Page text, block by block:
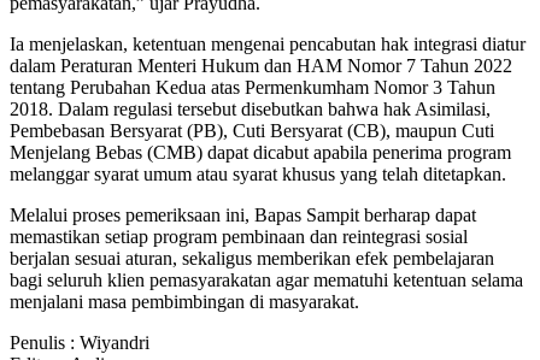
Ia menjelaskan, ketentuan mengenai pencabutan hak integrasi diatur
dalam Peraturan Menteri Hukum dan HAM Nomor 7 Tahun 2022
tentang Perubahan Kedua atas Permenkumham Nomor 3 Tahun
2018. Dalam regulasi tersebut disebutkan bahwa hak Asimilasi,
Pembebasan Bersyarat (PB), Cuti Bersyarat (CB), maupun Cuti
Menjelang Bebas (CMB) dapat dicabut apabila penerima program
melanggar syarat umum atau syarat khusus yang telah ditetapkan.
Melalui proses pemeriksaan ini, Bapas Sampit berharap dapat
memastikan setiap program pembinaan dan reintegrasi sosial
berjalan sesuai aturan, sekaligus memberikan efek pembelajaran
bagi seluruh klien pemasyarakatan agar mematuhi ketentuan selama
menjalani masa pembimbingan di masyarakat.
Penulis : Wiyandri